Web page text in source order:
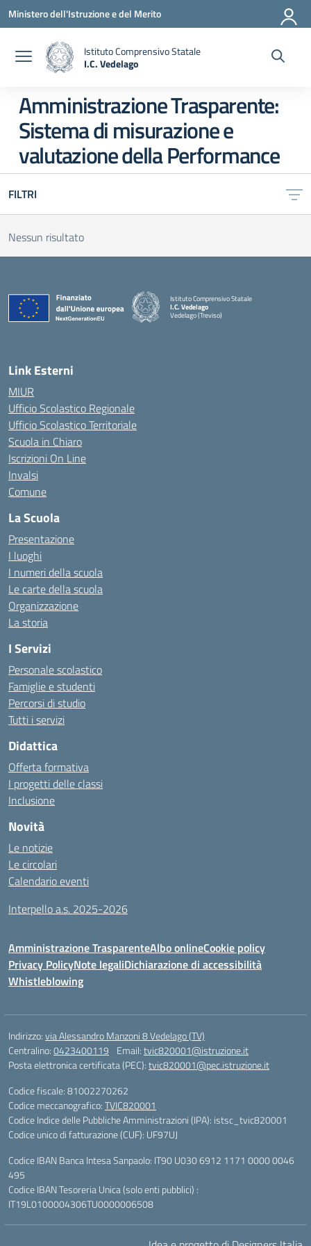
Vai ai contenuti
Vai al menu di navigazione
Vai al footer
Ministero dell'Istruzione e del Merito
Istituto Comprensivo Statale
I.C. Vedelago
— Visita la pagina iniziale della scuola
Amministrazione Trasparente:
Sistema di misurazione e
valutazione della Performance
FILTRI
Nessun risultato
Istituto Comprensivo Statale
I.C. Vedelago
Vedelago (Treviso)
— Visita la pagina iniziale della scuola
Link Esterni
MIUR
Ufficio Scolastico Regionale
Ufficio Scolastico Territoriale
Scuola in Chiaro
Iscrizioni On Line
Invalsi
Comune
La Scuola
Presentazione
I luoghi
I numeri della scuola
Le carte della scuola
Organizzazione
La storia
I Servizi
Personale scolastico
Famiglie e studenti
Percorsi di studio
Tutti i servizi
Didattica
Offerta formativa
I progetti delle classi
Inclusione
Novità
Le notizie
Le circolari
Calendario eventi
Interpello a.s. 2025-2026
Amministrazione TrasparenteAlbo onlineCookie policy
Privacy PolicyNote legaliDichiarazione di accessibilità
Whistleblowing
Indirizzo:via Alessandro Manzoni 8 Vedelago (TV)
Centralino:0423400119 Email:tvic820001@istruzione.it
Posta elettronica certificata (PEC):tvic820001@pec.istruzione.it
Codice fiscale: 81002270262
Codice meccanografico:TVIC820001
Codice Indice delle Pubbliche Amministrazioni (IPA): istsc_tvic820001
Codice unico di fatturazione (CUF): UF97UJ
Codice IBAN Banca Intesa Sanpaolo: IT90 U030 6912 1171 0000 0046
495
Codice IBAN Tesoreria Unica (solo enti pubblici) :
IT19L0100004306TU0000006508